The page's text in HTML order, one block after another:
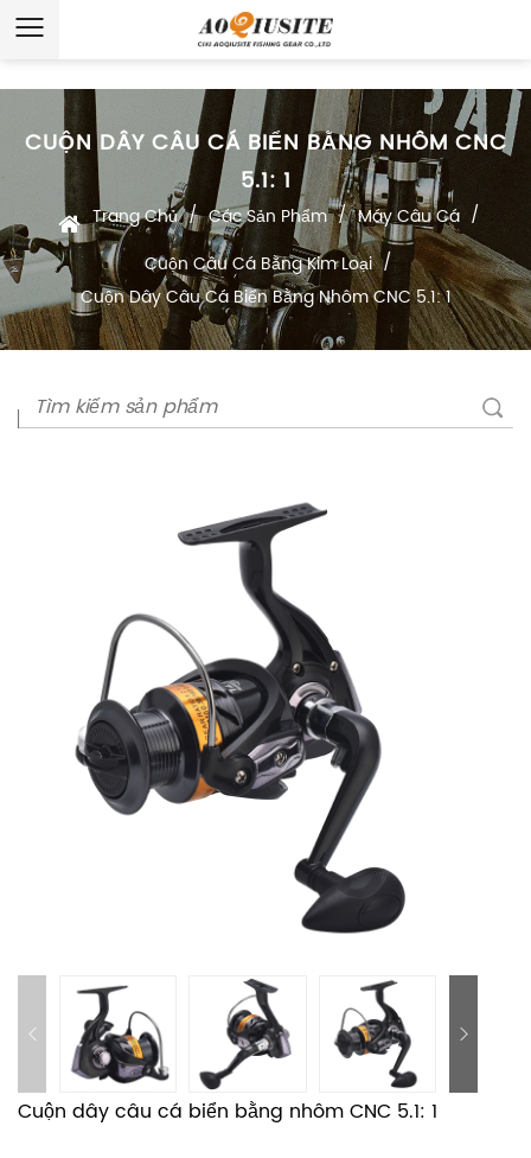
CUỘN DÂY CÂU CÁ BIỂN BẰNG NHÔM CNC
5.1: 1
Trang Chủ / Các Sản Phẩm / Máy Câu Cá /
Cuộn Câu Cá Bằng Kim Loại /
Cuộn Dây Câu Cá Biển Bằng Nhôm CNC 5.1: 1
Cuộn dây câu cá biển bằng nhôm CNC 5.1: 1